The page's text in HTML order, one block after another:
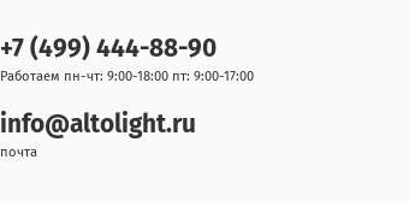
+7 (499) 444-88-90
Работаем пн-чт: 9:00-18:00 пт: 9:00-17:00
info@altolight.ru
почта